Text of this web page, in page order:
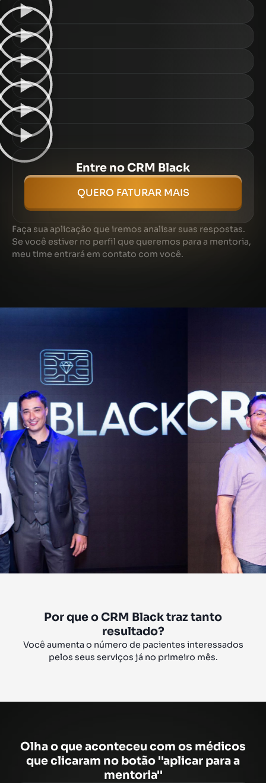
Entre no CRM Black
QUERO FATURAR MAIS
Faça sua aplicação que iremos analisar suas respostas.
Se você estiver no perfil que queremos para a mentoria,
meu time entrará em contato com você.
Por que o CRM Black traz tanto
resultado?
Você aumenta o número de pacientes interessados
pelos seus serviços já no primeiro mês.
Olha o que aconteceu com os médicos
que clicaram no botão ''aplicar para a
mentoria''